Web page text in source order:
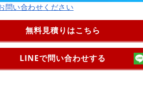
問い合わせください
無料見積りはこちら
LINEで問い合わせする